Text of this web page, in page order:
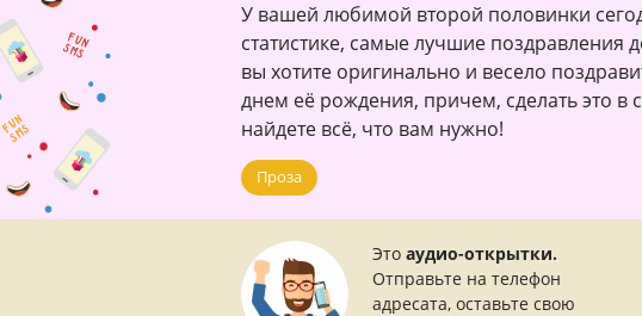
У вашей любимой второй половинки
статистике, самые лучшие
вы хотите оригинально и весело
днем её рождения, причем, сделать это в
найдете всё, что вам нужно!
Проза
Это аудио-открытки.
Отправьте на телефон
адресата, оставьте свою